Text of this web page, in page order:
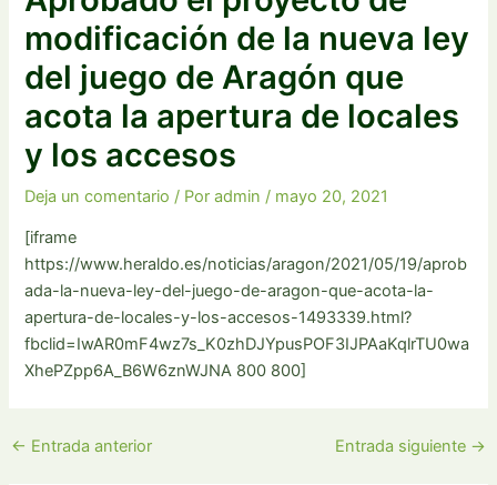
modificación de la nueva ley
del juego de Aragón que
acota la apertura de locales
y los accesos
Deja un comentario / Poradmin / mayo 20, 2021
[iframe
https://www.heraldo.es/noticias/aragon/2021/05/19/aprob
ada-la-nueva-ley-del-juego-de-aragon-que-acota-la-
apertura-de-locales-y-los-accesos-1493339.html?
fbclid=IwAR0mF4wz7s_K0zhDJYpusPOF3IJPAaKqlrTU0wa
XhePZpp6A_B6W6znWJNA 800 800]
← Entrada anterior Entrada siguiente →